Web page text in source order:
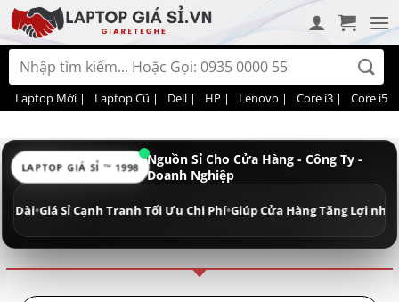
Bỏ
qua
nội
dung
Tìm
kiếm:
Laptop Mới | Laptop Cũ | Dell | HP | Lenovo | Core i3 | Core i5 |
Điều hướng Phân loại
LAPTOP GIÁ SỈ ™ 1998
Nguồn Sỉ Cho Cửa Hàng - Công Ty -
Doanh Nghiệp
Giá Sỉ Cạnh Tranh Tối Ưu Chi Phí•Giúp Cửa Hàng Tăng Lợi nhuận -